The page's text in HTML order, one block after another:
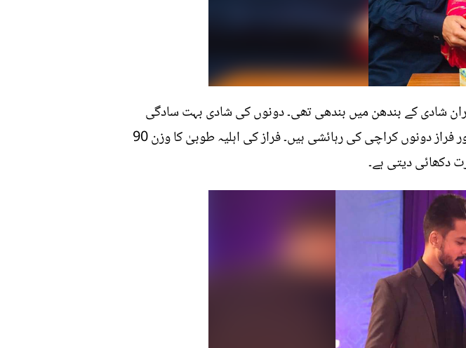
میں کورونا لاک ڈاؤن کے دوران شادی کے بندھن میں بندھی تھی۔ دونوں کی شادی بہت سادگی
کے ساتھ ہوئی جس میں قریبی رشتہ داروں نے شرکت کی تھی۔ طوبیٰ اور فراز دونوں کراچی کی رہائشی ہیں۔ فراز کی اہلیہ طوبیٰ کا وزن 90